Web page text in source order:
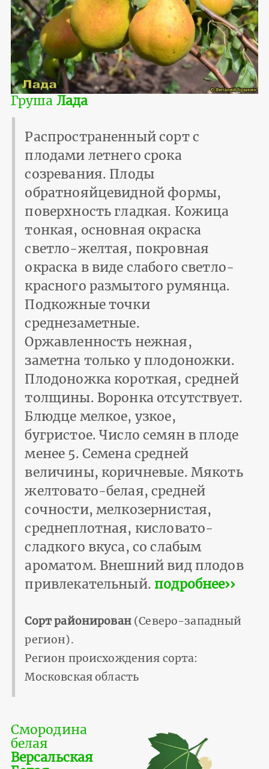
Груша Лада
Распространенный сорт с
плодами летнего срока
созревания. Плоды
обратнояйцевидной формы,
поверхность гладкая. Кожица
тонкая, основная окраска
светло-желтая, покровная
окраска в виде слабого светло-
красного размытого румянца.
Подкожные точки
среднезаметные.
Оржавленность нежная,
заметна только у плодоножки.
Плодоножка короткая, средней
толщины. Воронка отсутствует.
Блюдце мелкое, узкое,
бугристое. Число семян в плоде
менее 5. Семена средней
величины, коричневые. Мякоть
желтовато-белая, средней
сочности, мелкозернистая,
среднеплотная, кисловато-
сладкого вкуса, со слабым
ароматом. Внешний вид плодов
привлекательный. подробнее››
Сорт районирован(Северо-западный
регион).
Регион происхождения сорта:
Московская область
Смородина
белая
Версальская